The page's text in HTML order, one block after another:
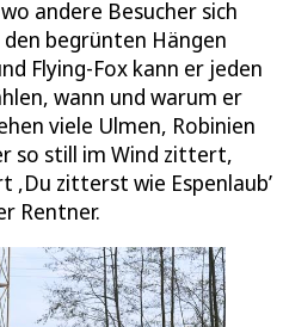
andere Besucher sich
begrünten Hängen
Flying-Fox kann er jeden
wann und warum er
viele Ulmen, Robinien
so still im Wind zittert,
,Du zitterst wie Espenlaub’
Rentner.